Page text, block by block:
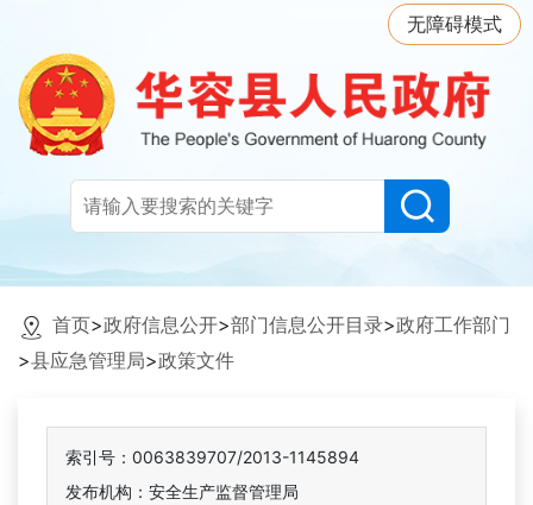
无障碍模式
首页>政府信息公开>部门信息公开目录>政府工作部门
>县应急管理局>政策文件
索引号：0063839707/2013-1145894
发布机构：安全生产监督管理局